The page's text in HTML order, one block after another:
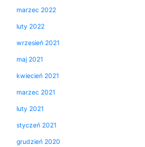
marzec 2022
luty 2022
wrzesień 2021
maj 2021
kwiecień 2021
marzec 2021
luty 2021
styczeń 2021
grudzień 2020